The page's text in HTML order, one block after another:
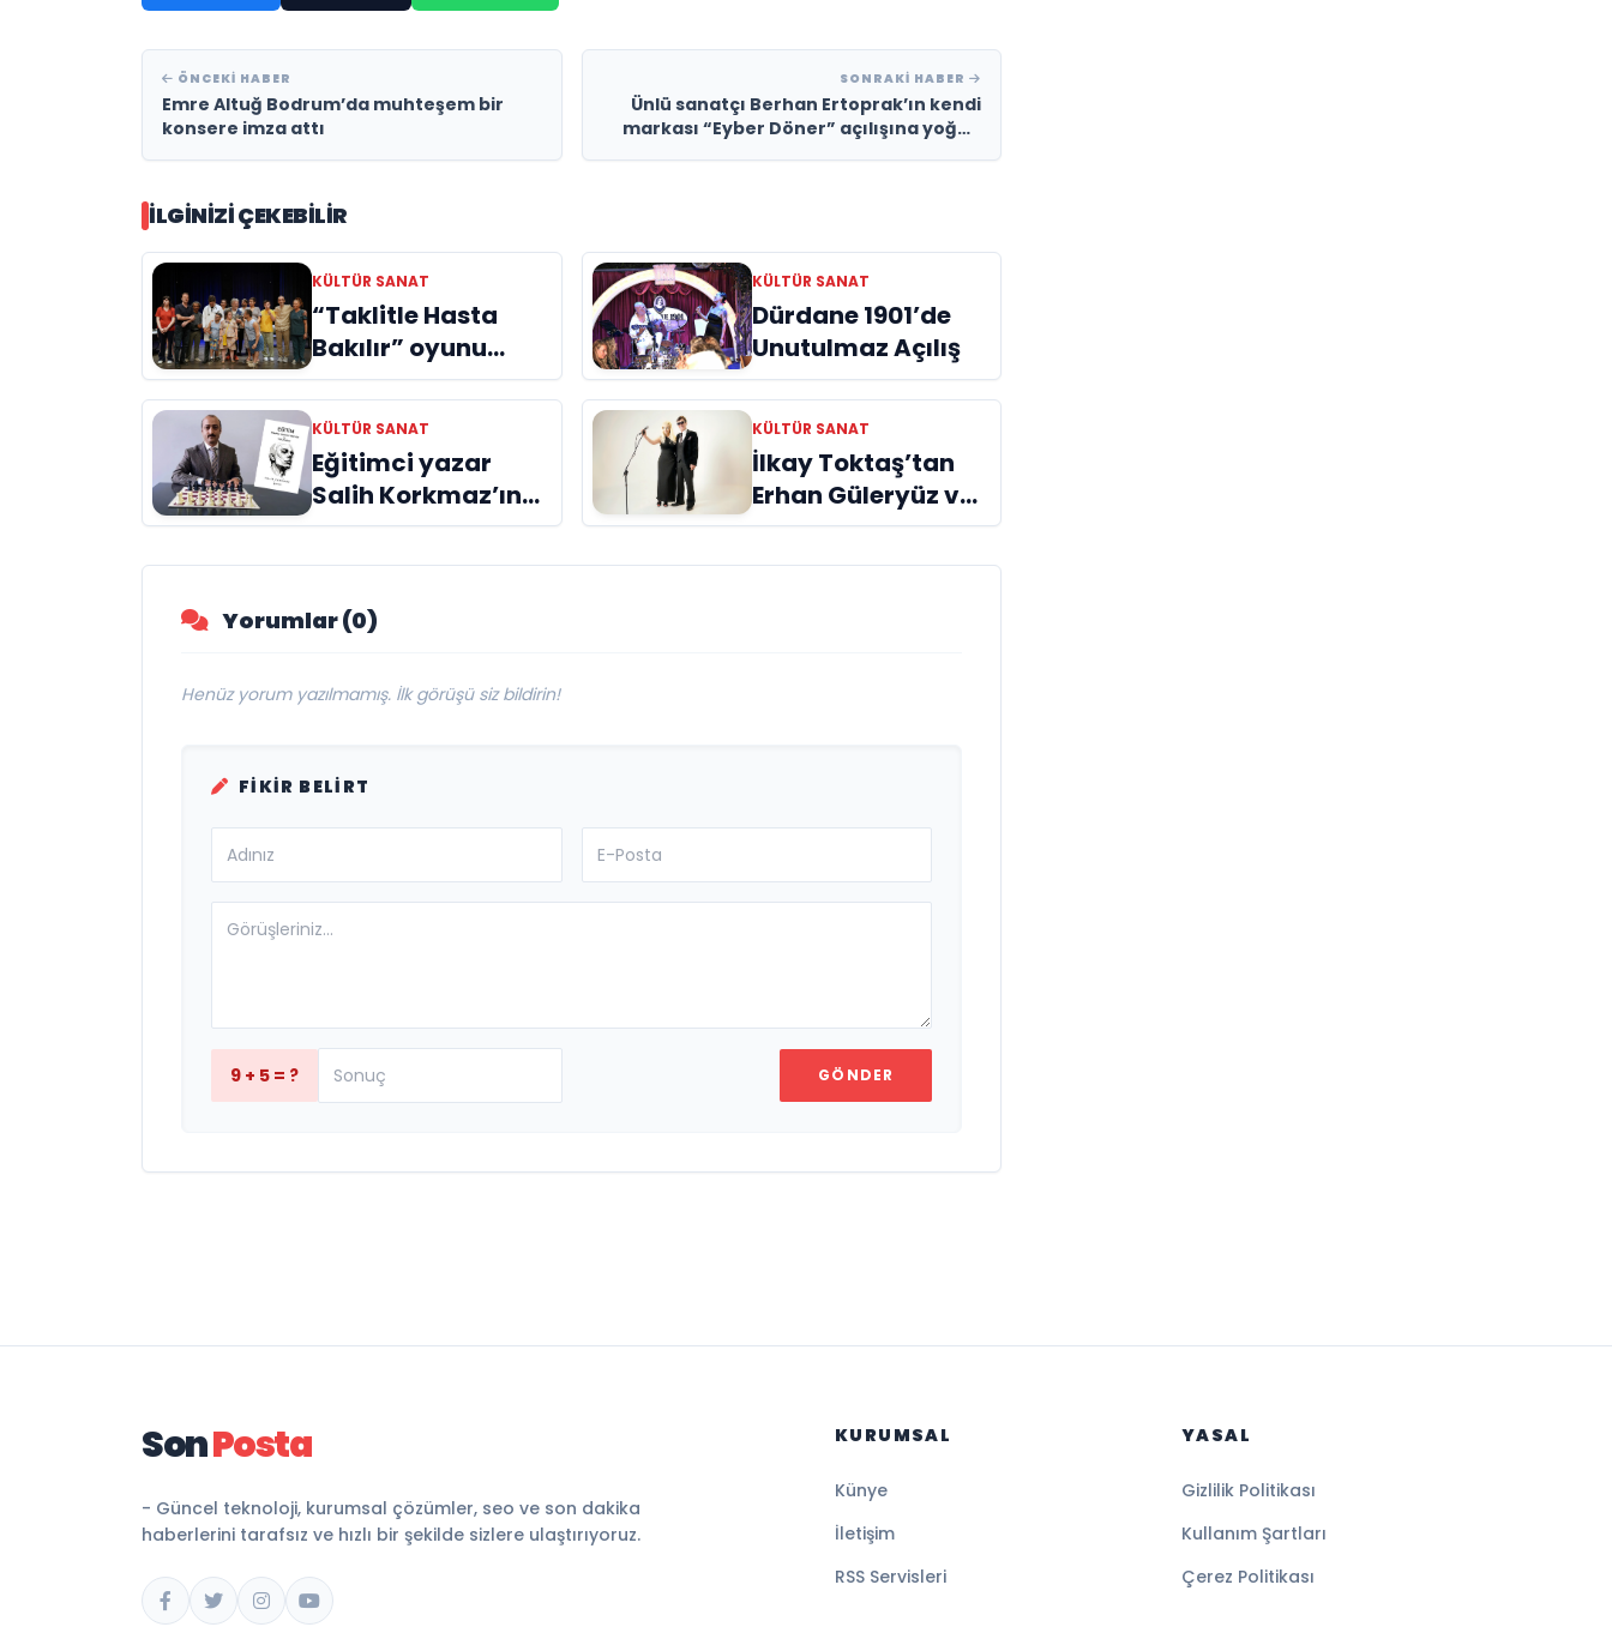
ÖNCEKI HABER
Emre Altuğ Bodrum’da muhteşem bir
konsere imza attı
SONRAKI HABER
Ünlü sanatçı Berhan Ertoprak’ın kendi
markası “Eyber Döner” açılışına yoğun
İLGINIZI ÇEKEBILIR
KÜLTÜR SANAT
“Taklitle Hasta
Bakılır” oyunu
engelleri sanatla
aştı
KÜLTÜR SANAT
Dürdane 1901’de
Unutulmaz Açılış
KÜLTÜR SANAT
Eğitimci yazar
Salih Korkmaz’ın
EĞİTİM kitabı hala
büyük ilgi görmeye
KÜLTÜR SANAT
İlkay Toktaş’tan
Erhan Güleryüz ve
Hüsnü Şenlendirici
işbirliğiyle
Yorumlar (0)
Henüz yorum yazılmamış. İlk görüşü siz bildirin!
FIKIR BELIRT
9 + 5 = ? GÖNDER
SonPosta
- Güncel teknoloji, kurumsal çözümler, seo ve son dakika
haberlerini tarafsız ve hızlı bir şekilde sizlere ulaştırıyoruz.
KURUMSAL
Künye
İletişim
RSS Servisleri
YASAL
Gizlilik Politikası
Kullanım Şartları
Çerez Politikası